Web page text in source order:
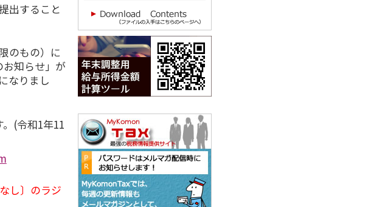
出すること
のもの）に
知らせ」が
なりまし
(令和1年11
し〕のラジ